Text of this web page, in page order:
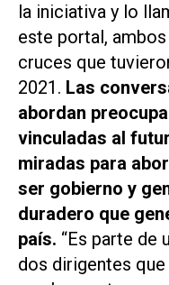
la iniciativa y lo
este portal,
cruces que
2021. Las
abordan
vinculadas al
miradas para
ser gobierno y
duradero que
país. “Es parte de
dos dirigentes